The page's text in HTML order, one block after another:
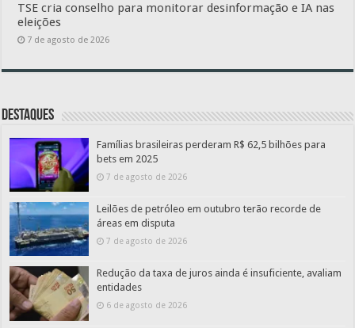
TSE cria conselho para monitorar desinformação e IA nas
eleições
7 de agosto de 2026
Destaques
Famílias brasileiras perderam R$ 62,5 bilhões para
bets em 2025
7 de agosto de 2026
Leilões de petróleo em outubro terão recorde de
áreas em disputa
7 de agosto de 2026
Redução da taxa de juros ainda é insuficiente, avaliam
entidades
6 de agosto de 2026